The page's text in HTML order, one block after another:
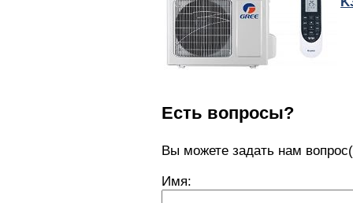
Есть вопросы?
Вы можете задать нам
Имя: